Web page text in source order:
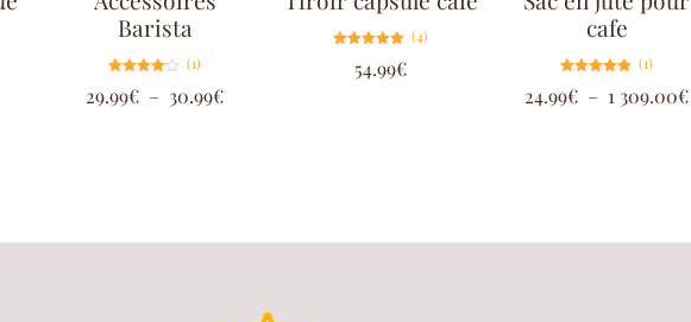
Barista
4.00
sur 5
(1)
29.99€ – 30.99€
5.00
sur 5
(4)
54.99€
cafe
5.00
(1)
24.99€ – 1 309.00€